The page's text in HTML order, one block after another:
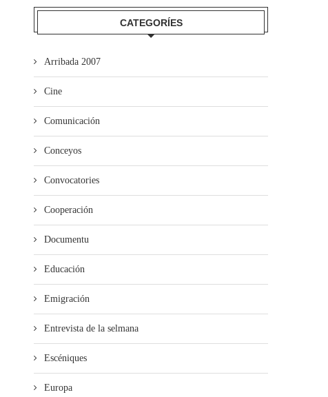
El Festival Boombastic 2026
revalidaotru bon añu con...
desixen a Adif...
CATEGORÍES
Arribada 2007
Cine
Comunicación
Conceyos
Convocatories
Cooperación
Documentu
Educación
Emigración
Entrevista de la selmana
Escéniques
Europa